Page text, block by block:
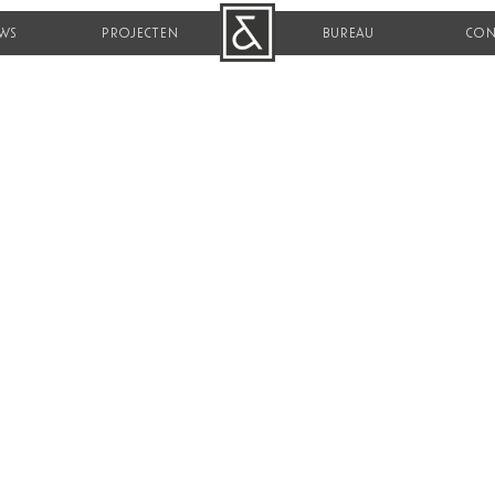
PROJECTEN B&R BUREAU